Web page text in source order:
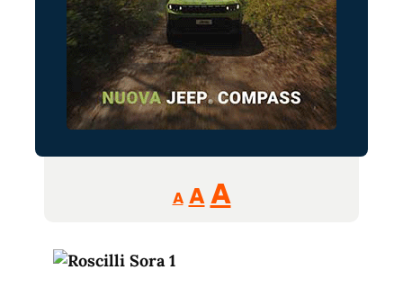
A
Reducir
tamaño
A Restablecer
AAumentar